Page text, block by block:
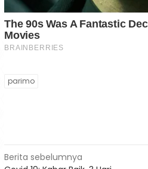
parimo
Navigasi
Berita sebelumnya